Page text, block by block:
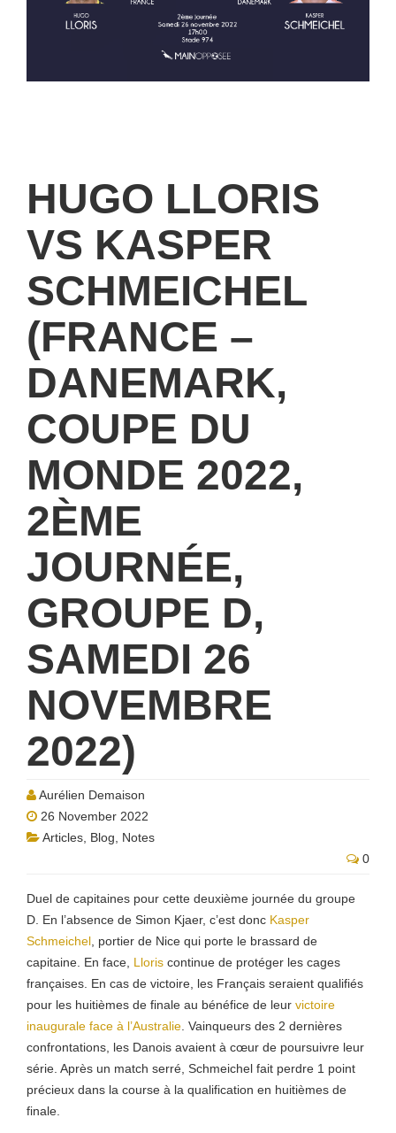
HUGO LLORIS
VS KASPER
SCHMEICHEL
(FRANCE –
DANEMARK,
COUPE DU
MONDE 2022,
2ÈME
JOURNÉE,
GROUPE D,
SAMEDI 26
NOVEMBRE
2022)
Aurélien Demaison
26 November 2022
Articles Blog
Notes
0
Duel de capitaines pour cette deuxième journée du groupe
D. En l’absence de Simon Kjaer, c’est donc Kasper
Schmeichel , portier de Nice qui porte le brassard de
capitaine. En face, Lloris continue de protéger les cages
françaises. En cas de victoire, les Français seraient qualifiés
pour les huitièmes de finale au bénéfice de leur victoire
inaugurale face à l’Australie . Vainqueurs des 2 dernières
confrontations, les Danois avaient à cœur de poursuivre leur
série. Après un match serré, Schmeichel fait perdre 1 point
précieux dans la course à la qualification en huitièmes de
finale.